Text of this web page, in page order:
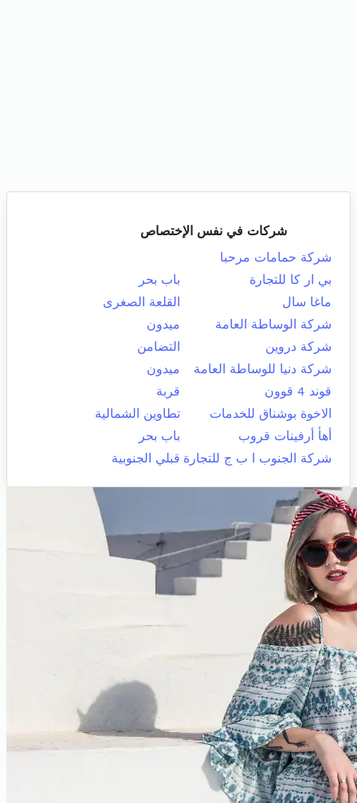
شركات في نفس الإختصاص
شركة حمامات مرحبا
بي ار كا للتجارة
باب بحر
ماغا سال
القلعة الصغرى
شركة الوساطة العامة
ميدون
شركة دروين
التضامن
شركة دنيا للوساطة العامة
ميدون
قوند 4 قوون
قربة
الاخوة بوشناق للخدمات
تطاوين الشمالية
أهأ أرفينات قروب
باب بحر
شركة الجنوب ا ب ج للتجارة قبلي الجنوبية